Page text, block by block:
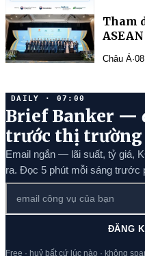
Tham
thúc
khu
Châu Á·
DAILY · 07:00
Brief Banker —
trước thị trường
Email ngắn — lãi suất, tỷ giá,
ra. Đọc 5 phút mỗi sáng trước
ĐĂNG
Free · huỷ bất cứ lúc nào · không